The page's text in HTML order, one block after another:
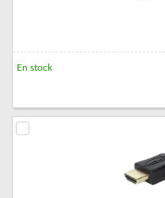
En stock